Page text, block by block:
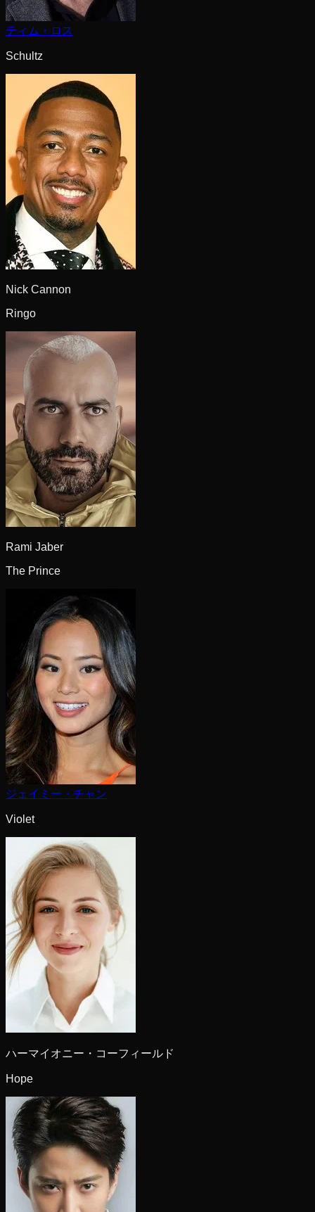
ティム・ロス
Schultz
Nick Cannon
Ringo
Rami Jaber
The Prince
ジェイミー・チャン
Violet
ハーマイオニー・コーフィールド
Hope